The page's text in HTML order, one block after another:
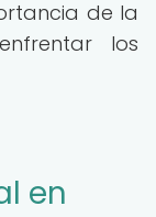
de la
los
en